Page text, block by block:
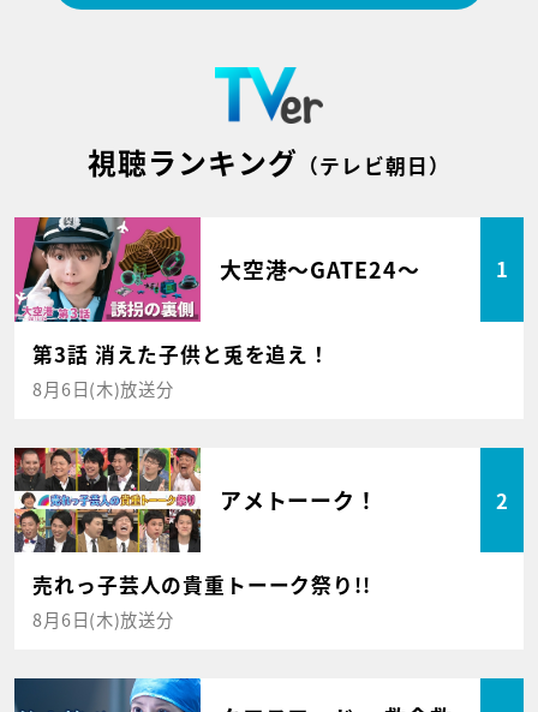
視聴ランキング （テレビ朝日）
大空港～GATE24～ 1
第3話 消えた子供と兎を追え！
8月6日(木)放送分
アメトーーク！ 2
売れっ子芸人の貴重トーーク祭り!!
8月6日(木)放送分